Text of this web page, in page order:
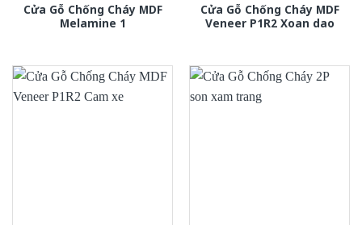
Cửa Gỗ Chống Cháy MDF
Melamine 1
Cửa Gỗ Chống Cháy MDF
Veneer P1R2 Xoan dao